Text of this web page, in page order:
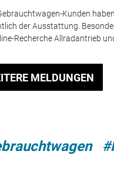
Kunden
der Ausstattung.
Recherche Allradantrieb
MELDUNGEN